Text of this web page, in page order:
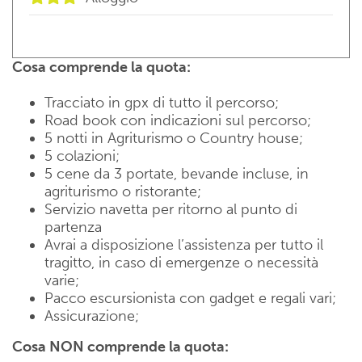
House
House
TRASIMENO, CASTELLI MEDIEVALI, LAGO TRASIMENO.
Cosa comprende la quota:
Tracciato in gpx di tutto il percorso;
Road book con indicazioni sul percorso;
5 notti in Agriturismo o Country house;
5 colazioni;
5 cene da 3 portate, bevande incluse, in
agriturismo o ristorante;
Servizio navetta per ritorno al punto di
partenza
Avrai a disposizione l’assistenza per tutto il
tragitto, in caso di emergenze o necessità
varie;
Pacco escursionista con gadget e regali vari;
Assicurazione;
Cosa NON comprende la quota: